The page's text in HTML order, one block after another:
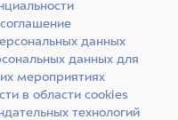
данных
данных для
мероприятиях
в области cookies
технологий